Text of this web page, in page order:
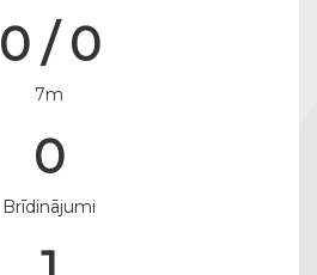
0 / 0
7m
0
Brīdinājumi